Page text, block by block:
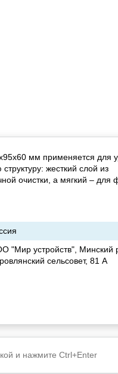
мм применяется для
жесткий слой из
очистки, а мягкий –
"Мир устройств", Минский
сельсовет, 81 А
и нажмите Ctrl+Enter